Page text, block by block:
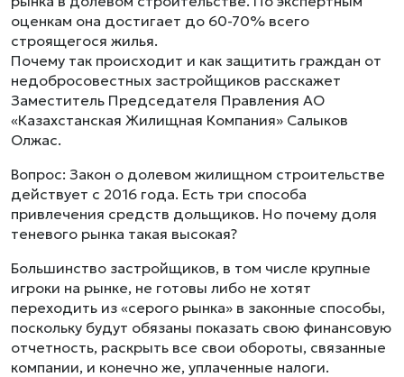
оценкам она достигает до 60-70% всего
строящегося жилья.
Почему так происходит и как защитить граждан от
недобросовестных застройщиков расскажет
Заместитель Председателя Правления АО
«Казахстанская Жилищная Компания» Салыков
Олжас.
Вопрос: Закон о долевом жилищном строительстве
действует с 2016 года. Есть три способа
привлечения средств дольщиков. Но почему доля
теневого рынка такая высокая?
Большинство застройщиков, в том числе крупные
игроки на рынке, не готовы либо не хотят
переходить из «серого рынка» в законные способы,
поскольку будут обязаны показать свою финансовую
отчетность, раскрыть все свои обороты, связанные
компании, и конечно же, уплаченные налоги.